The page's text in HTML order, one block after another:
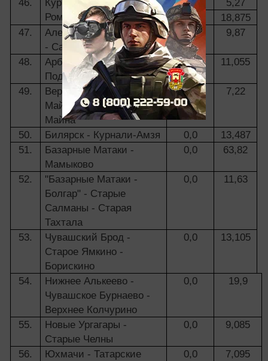
Ромодан
9,96
18,875
47.
Алексеевское - Лебяжье
- Саконы
0,0 9,87
48.
Арбузов Баран -
Подлесная Шентала
0,0 11,055
49.
Верхняя Татарская
Майна - Чувашская
Майна
0,0 7,22
50. Билярск - Курнали-Амзя 0,0
13,487
51.
Базарные Матаки -
Мамыково
0,0 63,82
52.
"Базарные Матаки -
Болгар" - Старые
Салманы - Старая
Тахтала
0,0 11,63
53.
Чувашский Брод -
Старое Ямкино -
Борискино
0,0 13,105
54.
Нижнее Алькеево -
Чувашское Бурнаево -
Верхнее Колчурино
0,0 19,9
55.
Новые Ургагары -
Старые Челны
0,0 9,085
56.
Юхмачи - Татарские
0,0 7,095